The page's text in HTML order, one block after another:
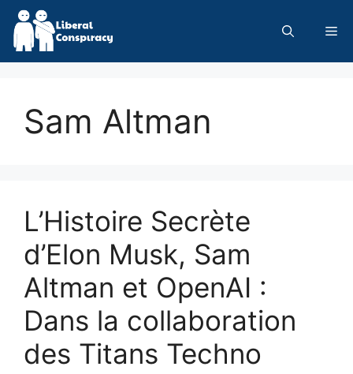
Skip
content
Sam Altman
L’Histoire Secrète
d’Elon Musk, Sam
Altman et OpenAI :
Dans la collaboration
des Titans Techno